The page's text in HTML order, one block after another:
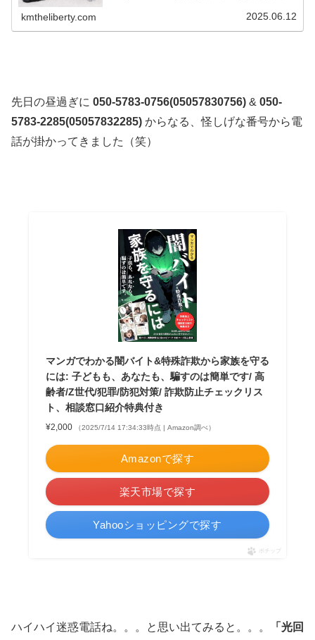
kmtheliberty.com 2025.06.12
先日の昼過ぎに 050-5783-0756(05057830756) & 050-
5783-2285(05057832285) からなる、怪しげな番号から電
話が掛かってきました（笑）
マンガでわかる闇バイト&特殊詐欺から家族を守る
には: 子どもも、あなたも、騙すのは簡単です/ 高
齢者/Z世代/犯罪/防犯対策/ 詐欺防止チェックリス
ト、相談窓口紹介特典付き
¥2,000 （2025/7/14 17:34:33時点 | Amazon調べ）
Amazonで探す
楽天市場で探す
Yahooショッピングで探す
ポチップ
ハイハイ迷惑電話ね。。。と思い出てみると。。。
「光回